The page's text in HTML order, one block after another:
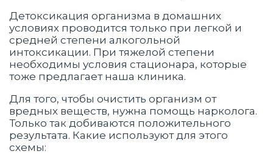
Детоксикация организма в домашних
условиях проводится только при легкой и
средней степени алкогольной
интоксикации. При тяжелой степени
необходимы условия стационара, которые
тоже предлагает наша клиника.
Для того, чтобы очистить организм от
вредных веществ, нужна помощь нарколога.
Только так добиваются положительного
результата. Какие используют для этого
схемы: